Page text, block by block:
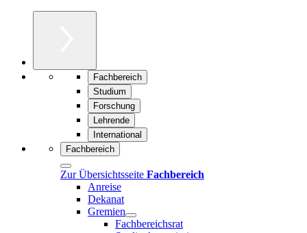
Fachbereich
Studium
Forschung
Lehrende
International
Fachbereich
Zur Übersichtsseite Fachbereich
Anreise
Dekanat
Gremien
Fachbereichsrat